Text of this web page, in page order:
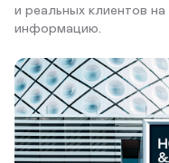
и реальных клиентов
информацию.